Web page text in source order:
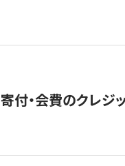
寄付・会費のクレジ